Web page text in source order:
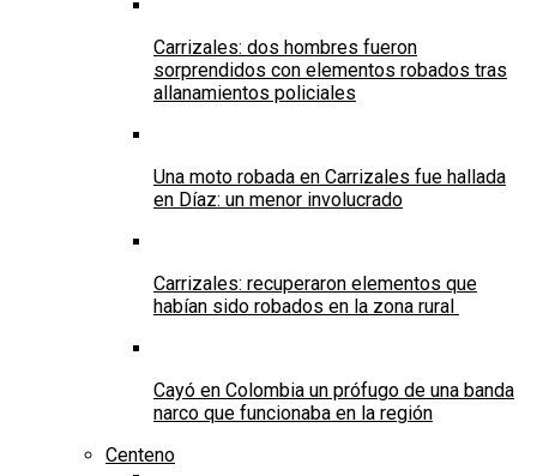
Carrizales: dos hombres fueron
sorprendidos con elementos robados tras
allanamientos policiales
Una moto robada en Carrizales fue hallada
en Díaz: un menor involucrado
Carrizales: recuperaron elementos que
habían sido robados en la zona rural
Cayó en Colombia un prófugo de una banda
narco que funcionaba en la región
Centeno